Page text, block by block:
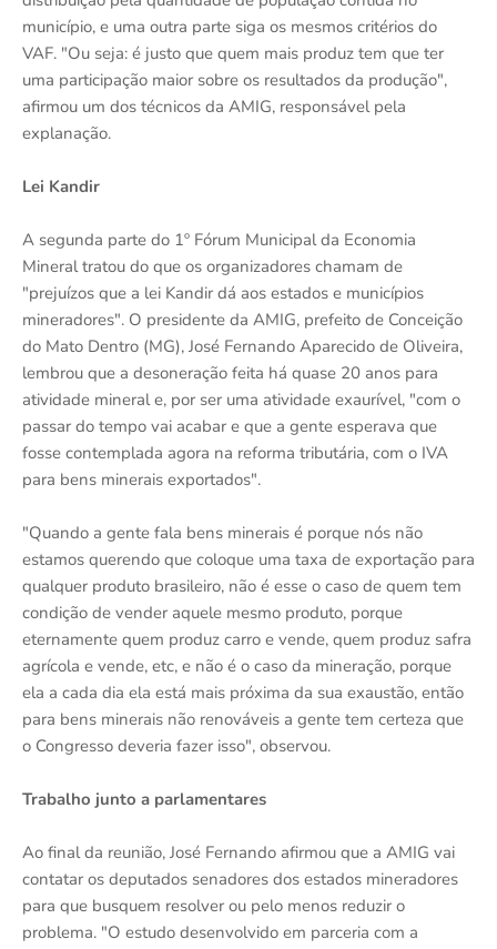
município, e uma outra parte siga os mesmos critérios do
VAF. "Ou seja: é justo que quem mais produz tem que ter
uma participação maior sobre os resultados da produção",
afirmou um dos técnicos da AMIG, responsável pela
explanação.
Lei Kandir
A segunda parte do 1º Fórum Municipal da Economia
Mineral tratou do que os organizadores chamam de
"prejuízos que a lei Kandir dá aos estados e municípios
mineradores". O presidente da AMIG, prefeito de Conceição
do Mato Dentro (MG), José Fernando Aparecido de Oliveira,
lembrou que a desoneração feita há quase 20 anos para
atividade mineral e, por ser uma atividade exaurível, "com o
passar do tempo vai acabar e que a gente esperava que
fosse contemplada agora na reforma tributária, com o IVA
para bens minerais exportados".
"Quando a gente fala bens minerais é porque nós não
estamos querendo que coloque uma taxa de exportação para
qualquer produto brasileiro, não é esse o caso de quem tem
condição de vender aquele mesmo produto, porque
eternamente quem produz carro e vende, quem produz safra
agrícola e vende, etc, e não é o caso da mineração, porque
ela a cada dia ela está mais próxima da sua exaustão, então
para bens minerais não renováveis a gente tem certeza que
o Congresso deveria fazer isso", observou.
Trabalho junto a parlamentares
Ao final da reunião, José Fernando afirmou que a AMIG vai
contatar os deputados senadores dos estados mineradores
para que busquem resolver ou pelo menos reduzir o
problema. "O estudo desenvolvido em parceria com a